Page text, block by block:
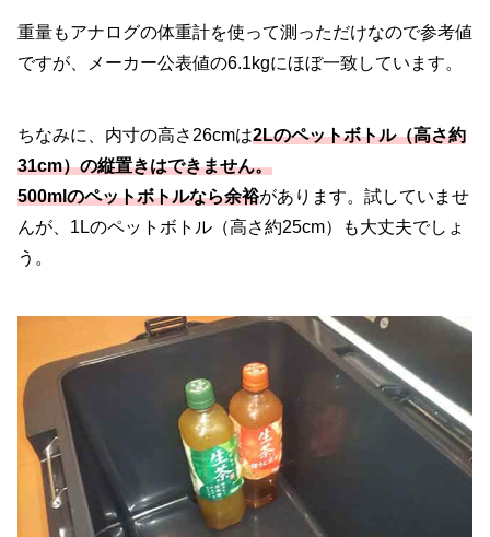
重量もアナログの体重計を使って測っただけなので参考値
ですが、メーカー公表値の6.1kgにほぼ一致しています。
ちなみに、内寸の高さ26cmは2Lのペットボトル（高さ約
31cm）の縦置きはできません。
500mlのペットボトルなら余裕があります。試していませ
んが、1Lのペットボトル（高さ約25cm）も大丈夫でしょ
う。